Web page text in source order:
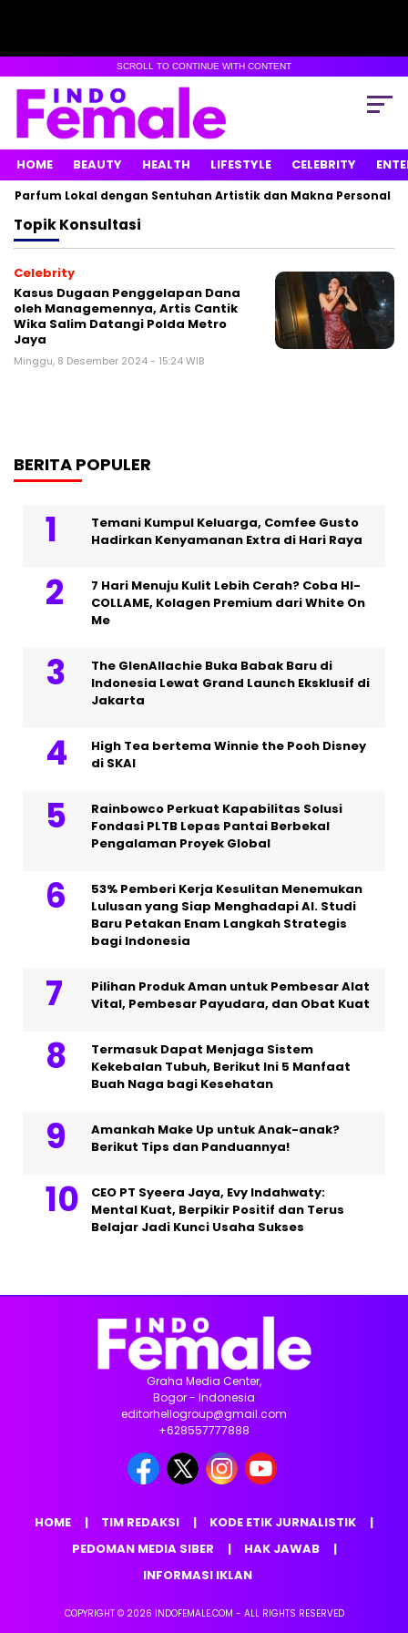
SCROLL TO CONTINUE WITH CONTENT
HOME BEAUTY HEALTH LIFESTYLE CELEBRITY
Parfum Lokal dengan Sentuhan Artistik dan Makna Personal
TopikKonsultasi
Celebrity
Kasus Dugaan Penggelapan Dana
oleh Managemennya, Artis Cantik
Wika Salim Datangi Polda Metro
Jaya
Minggu, 8 Desember 2024 - 15:24 WIB
BERITA POPULER
Temani Kumpul Keluarga, Comfee Gusto
Hadirkan Kenyamanan Extra di Hari Raya
7 Hari Menuju Kulit Lebih Cerah? Coba HI-
COLLAME, Kolagen Premium dari White On
Me
The GlenAllachie Buka Babak Baru di
Indonesia Lewat Grand Launch Eksklusif di
Jakarta
High Tea bertema Winnie the Pooh Disney
di SKAI
Rainbowco Perkuat Kapabilitas Solusi
Fondasi PLTB Lepas Pantai Berbekal
Pengalaman Proyek Global
53% Pemberi Kerja Kesulitan Menemukan
Lulusan yang Siap Menghadapi AI. Studi
Baru Petakan Enam Langkah Strategis
bagi Indonesia
Pilihan Produk Aman untuk Pembesar Alat
Vital, Pembesar Payudara, dan Obat Kuat
Termasuk Dapat Menjaga Sistem
Kekebalan Tubuh, Berikut Ini 5 Manfaat
Buah Naga bagi Kesehatan
Amankah Make Up untuk Anak-anak?
Berikut Tips dan Panduannya!
CEO PT Syeera Jaya, Evy Indahwaty:
Mental Kuat, Berpikir Positif dan Terus
Belajar Jadi Kunci Usaha Sukses
Graha Media Center,
Bogor - Indonesia
editorhellogroup@gmail.com
+628557777888
HOME TIM REDAKSI
KODE ETIK JURNALISTIK
PEDOMAN MEDIA SIBER
HAK JAWAB
INFORMASI IKLAN
COPYRIGHT © 2026 INDOFEMALE.COM - ALL RIGHTS RESERVED